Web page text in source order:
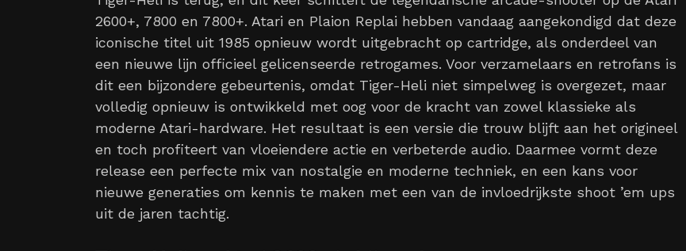
2600+, 7800 en 7800+. Atari en Plaion Replai hebben vandaag aangekondigd dat deze
iconische titel uit 1985 opnieuw wordt uitgebracht op cartridge, als onderdeel van
een nieuwe lijn officieel gelicenseerde retrogames. Voor verzamelaars en retrofans is
dit een bijzondere gebeurtenis, omdat Tiger-Heli niet simpelweg is overgezet, maar
volledig opnieuw is ontwikkeld met oog voor de kracht van zowel klassieke als
moderne Atari-hardware. Het resultaat is een versie die trouw blijft aan het origineel
en toch profiteert van vloeiendere actie en verbeterde audio. Daarmee vormt deze
release een perfecte mix van nostalgie en moderne techniek, en een kans voor
nieuwe generaties om kennis te maken met een van de invloedrijkste shoot ’em ups
uit de jaren tachtig.